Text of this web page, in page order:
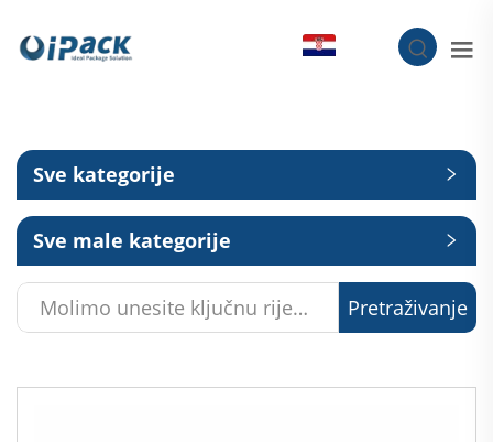
Sve kategorije
Sve male kategorije
Pretraživanje